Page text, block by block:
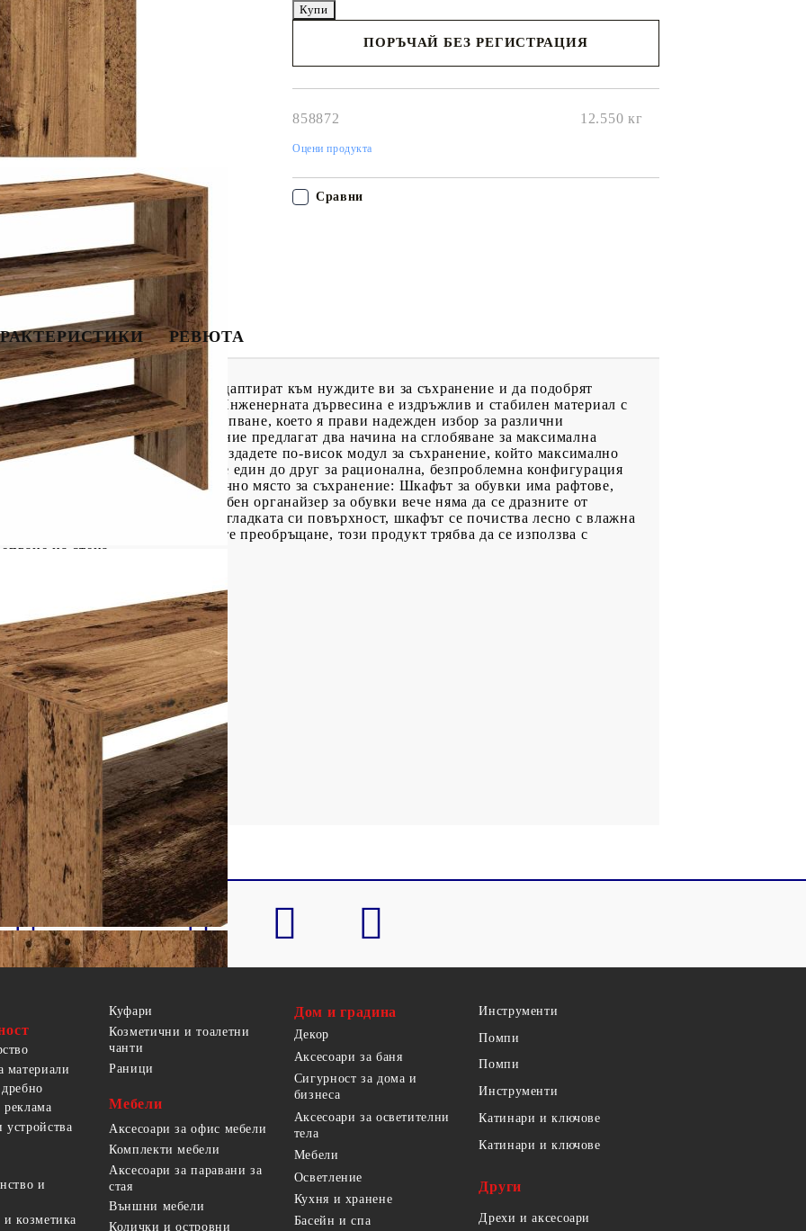
ПОРЪЧАЙ БЕЗ РЕГИСТРАЦИЯ
858872 12.550 кг
Оцени продукта
Сравни
РЕВЮТА
са проектирани така, че да се адаптират към нуждите ви за съхранение и да подобрят
и издръжлив материал: Инженерната дървесина е издръжлив и стабилен материал с
на влага, изкривяване и разцепване, което я прави надежден избор за различни
Органайзерите за съхранение предлагат два начина на сглобяване за максимална
един върху друг, за да създадете по-висок модул за съхранение, който максимално
Или можете да ги подредите един до друг за рационална, безпроблемна конфигурация
вашето пространство.Достатъчно място за съхранение: Шкафът за обувки има рафтове,
на обувки. С този удобен органайзер за обувки вече няма да се дразните от
поддръжка: Благодарение на гладката си повърхност, шкафът се почиства лесно с влажна
Внимание:За да предотвратите преобръщане, този продукт трябва да се използва с
на стена.
см (Ш x Д x В)
материали
и
козметика
Куфари
Козметични и тоалетни
чанти
Раници
Мебели
Аксесоари за офис мебели
Комплекти мебели
Аксесоари за паравани за
стая
Външни мебели
Колички и островни
Дом и градина
Декор
Аксесоари за баня
Сигурност за дома и
бизнеса
Аксесоари за осветителни
тела
Мебели
Осветление
Кухня и хранене
Басейн и спа
Инструменти
Помпи
Помпи
Инструменти
Катинари и ключове
Катинари и ключове
Други
Дрехи и аксесоари